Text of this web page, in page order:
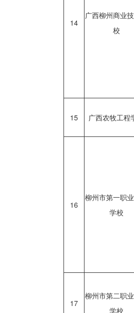
14
广西柳州商业
校
15 广西农牧工程
16
柳州市第一职
学校
17
柳州市第二职
学校